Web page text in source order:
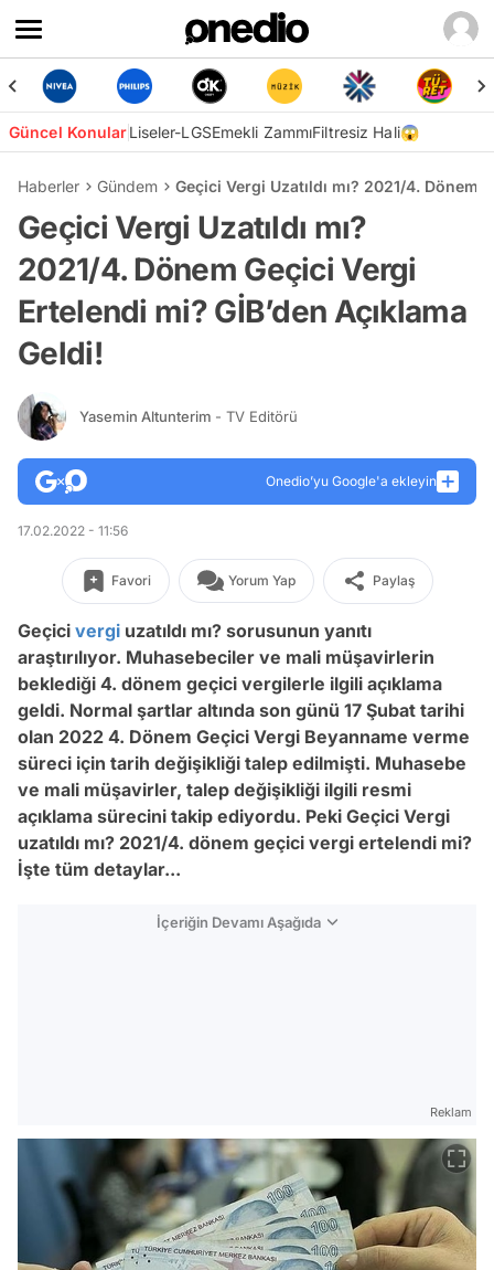
Güncel KonularLiseler-LGSEmekli ZammıFiltresiz Hali😱
Haberler Gündem Geçici Vergi Uzatıldı mı? 2021/4. Dönem
Geçici Vergi Uzatıldı mı?
2021/4. Dönem Geçici Vergi
Ertelendi mi? GİB’den Açıklama
Geldi!
Yasemin Altunterim - TV Editörü
Onedio’yu Google'a ekleyin
17.02.2022 - 11:56
Favori Yorum Yap Paylaş
Geçici vergi uzatıldı mı? sorusunun yanıtı
araştırılıyor. Muhasebeciler ve mali müşavirlerin
beklediği 4. dönem geçici vergilerle ilgili açıklama
geldi. Normal şartlar altında son günü 17 Şubat tarihi
olan 2022 4. Dönem Geçici Vergi Beyanname verme
süreci için tarih değişikliği talep edilmişti. Muhasebe
ve mali müşavirler, talep değişikliği ilgili resmi
açıklama sürecini takip ediyordu. Peki Geçici Vergi
uzatıldı mı? 2021/4. dönem geçici vergi ertelendi mi?
İşte tüm detaylar...
İçeriğin Devamı Aşağıda
Reklam